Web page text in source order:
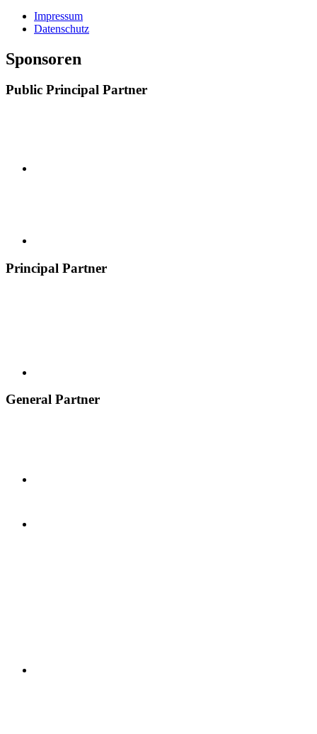
Impressum
Datenschutz
Sponsoren
Public Principal Partner
Principal Partner
General Partner